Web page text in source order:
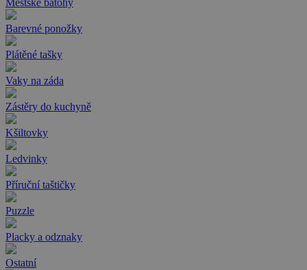
Barevné ponožky
Plátěné tašky
Vaky na záda
Zástěry do kuchyně
Kšiltovky
Ledvinky
Příruční taštičky
Puzzle
Placky a odznaky
Ostatní